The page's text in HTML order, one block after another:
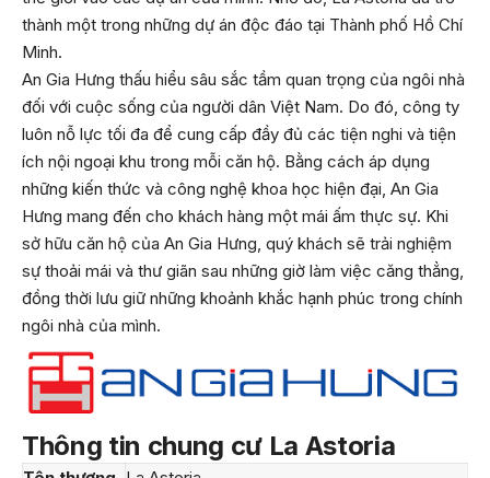
thành một trong những dự án độc đáo tại Thành phố Hồ Chí
Minh.
An Gia Hưng thấu hiểu sâu sắc tầm quan trọng của ngôi nhà
đối với cuộc sống của người dân Việt Nam. Do đó, công ty
luôn nỗ lực tối đa để cung cấp đầy đủ các tiện nghi và tiện
ích nội ngoại khu trong mỗi căn hộ. Bằng cách áp dụng
những kiến thức và công nghệ khoa học hiện đại, An Gia
Hưng mang đến cho khách hàng một mái ấm thực sự. Khi
sở hữu căn hộ của An Gia Hưng, quý khách sẽ trải nghiệm
sự thoải mái và thư giãn sau những giờ làm việc căng thẳng,
đồng thời lưu giữ những khoảnh khắc hạnh phúc trong chính
ngôi nhà của mình.
Thông tin chung cư La Astoria